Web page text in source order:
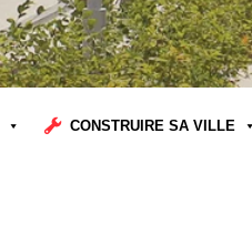
CONSTRUIRE SA VILLE